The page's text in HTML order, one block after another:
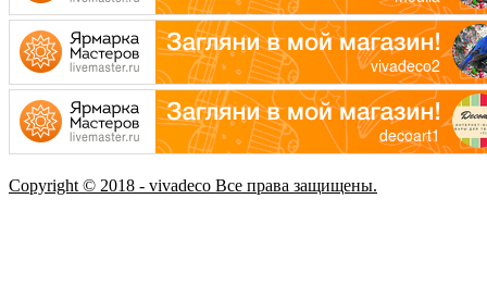
Copyright © 2018 - vivadeco Все права защищены.